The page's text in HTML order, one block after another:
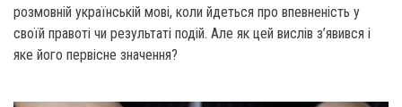
розмовній українській мові, коли йдеться про впевненість у
своїй правоті чи результаті подій. Але як цей вислів з’явився і
яке його первісне значення?